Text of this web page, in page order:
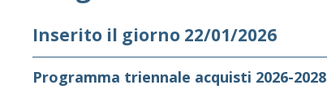
Inserito il giorno 22/01/2026
Programma triennale acquisti 2026-2028